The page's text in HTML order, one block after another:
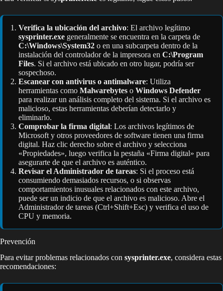
Verifica la ubicación del archivo: El archivo legítimo
sysprinter.exe generalmente se encuentra en la carpeta de
C:\Windows\System32 o en una subcarpeta dentro de la
instalación del controlador de la impresora en C:\Program
Files. Si el archivo está ubicado en otro lugar, podría ser
sospechoso.
Escanear con antivirus o antimalware: Utiliza
herramientas como Malwarebytes o Windows Defender
para realizar un análisis completo del sistema. Si el archivo es
malicioso, estas herramientas deberían detectarlo y
eliminarlo.
Comprobar la firma digital: Los archivos legítimos de
Microsoft y otros proveedores de software tienen una firma
digital. Haz clic derecho sobre el archivo y selecciona
«Propiedades», luego verifica la pestaña «Firma digital» para
asegurarte de que el archivo es auténtico.
Revisar el Administrador de tareas: Si el proceso está
consumiendo demasiados recursos, o si observas
comportamientos inusuales relacionados con este archivo,
puede ser un indicio de que el archivo es malicioso. Abre el
Administrador de tareas (Ctrl+Shift+Esc) y verifica el uso de
CPU y memoria.
Prevención
Para evitar problemas relacionados con sysprinter.exe, considera estas
recomendaciones: